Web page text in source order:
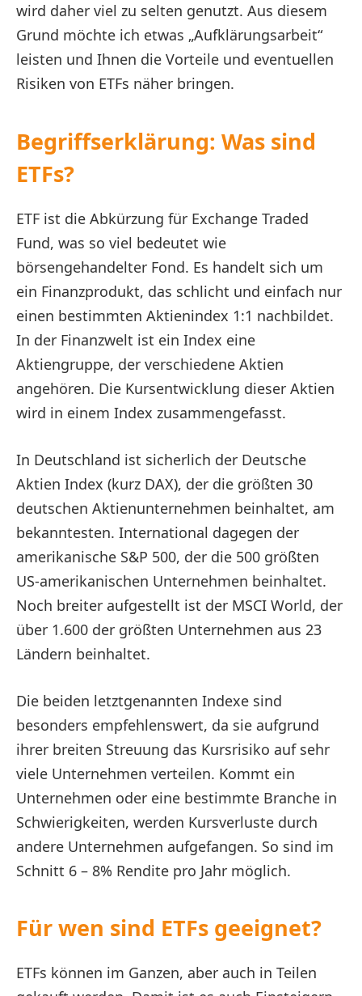
wird daher viel zu selten genutzt. Aus diesem
Grund möchte ich etwas „Aufklärungsarbeit“
leisten und Ihnen die Vorteile und eventuellen
Risiken von ETFs näher bringen.
Begriffserklärung: Was sind
ETFs?
ETF ist die Abkürzung für Exchange Traded
Fund, was so viel bedeutet wie
börsengehandelter Fond. Es handelt sich um
ein Finanzprodukt, das schlicht und einfach nur
einen bestimmten Aktienindex 1:1 nachbildet.
In der Finanzwelt ist ein Index eine
Aktiengruppe, der verschiedene Aktien
angehören. Die Kursentwicklung dieser Aktien
wird in einem Index zusammengefasst.
In Deutschland ist sicherlich der Deutsche
Aktien Index (kurz DAX), der die größten 30
deutschen Aktienunternehmen beinhaltet, am
bekanntesten. International dagegen der
amerikanische S&P 500, der die 500 größten
US-amerikanischen Unternehmen beinhaltet.
Noch breiter aufgestellt ist der MSCI World, der
über 1.600 der größten Unternehmen aus 23
Ländern beinhaltet.
Die beiden letztgenannten Indexe sind
besonders empfehlenswert, da sie aufgrund
ihrer breiten Streuung das Kursrisiko auf sehr
viele Unternehmen verteilen. Kommt ein
Unternehmen oder eine bestimmte Branche in
Schwierigkeiten, werden Kursverluste durch
andere Unternehmen aufgefangen. So sind im
Schnitt 6 – 8% Rendite pro Jahr möglich.
Für wen sind ETFs geeignet?
ETFs können im Ganzen, aber auch in Teilen